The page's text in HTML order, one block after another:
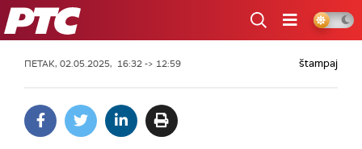
РТС
ПЕТАК, 02.05.2025, 16:32 -> 12:59 štampaj